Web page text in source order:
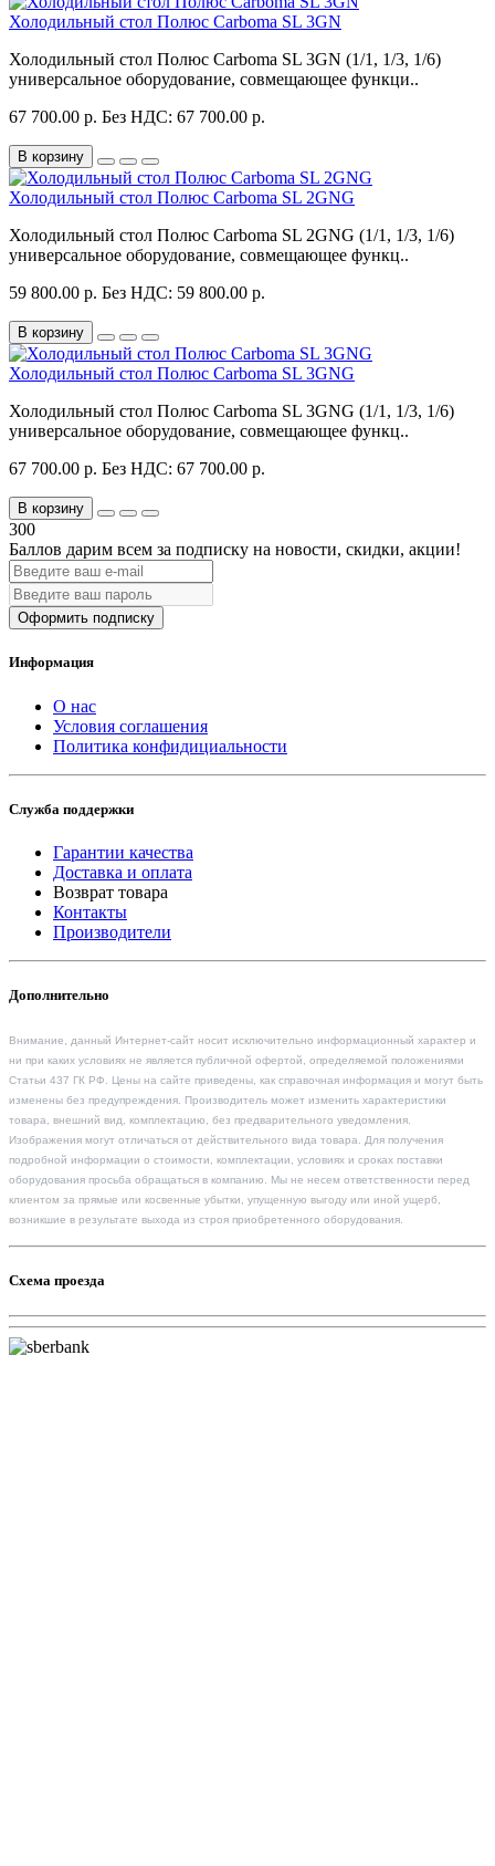
Холодильный стол Полюс Carboma SL 3GN
Холодильный стол Полюс Carboma SL 3GN (1/1, 1/3, 1/6)
универсальное оборудование, совмещающее функци..
67 700.00 р. Без НДС: 67 700.00 р.
В корзину
Холодильный стол Полюс Carboma SL 2GNG
Холодильный стол Полюс Carboma SL 2GNG (1/1, 1/3, 1/6)
универсальное оборудование, совмещающее функц..
59 800.00 р. Без НДС: 59 800.00 р.
В корзину
Холодильный стол Полюс Carboma SL 3GNG
Холодильный стол Полюс Carboma SL 3GNG (1/1, 1/3, 1/6)
универсальное оборудование, совмещающее функц..
67 700.00 р. Без НДС: 67 700.00 р.
В корзину
300
Баллов дарим всем за подписку на новости, скидки, акции!
Оформить подписку
Информация
О нас
Условия соглашения
Политика конфидициальности
Служба поддержки
Гарантии качества
Доставка и оплата
Возврат товара
Контакты
Производители
Дополнительно
Внимание, данный Интернет-сайт носит исключительно информационный характер и
ни при каких условиях не является публичной офертой, определяемой положениями
Статьи 437 ГК РФ. Цены на сайте приведены, как справочная информация и могут быть
изменены без предупреждения. Производитель может изменить характеристики
товара, внешний вид, комплектацию, без предварительного уведомления.
Изображения могут отличаться от действительного вида товара. Для получения
подробной информации о стоимости, комплектации, условиях и сроках поставки
оборудования просьба обращаться в компанию. Мы не несем ответственности перед
клиентом за прямые или косвенные убытки, упущенную выгоду или иной ущерб,
возникшие в результате выхода из строя приобретенного оборудования.
Схема проезда